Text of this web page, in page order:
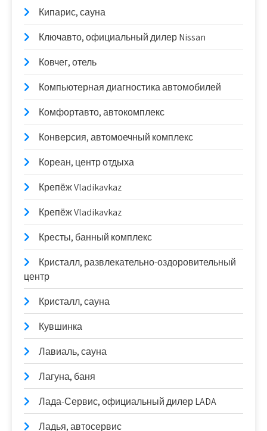
Кипарис, сауна
Ключавто, официальный дилер Nissan
Ковчег, отель
Компьютерная диагностика автомобилей
Комфортавто, автокомплекс
Конверсия, автомоечный комплекс
Кореан, центр отдыха
Крепёж Vladikavkaz
Крепёж Vladikavkaz
Кресты, банный комплекс
Кристалл, развлекательно-оздоровительный
центр
Кристалл, сауна
Кувшинка
Лавиаль, сауна
Лагуна, баня
Лада-Сервис, официальный дилер LADA
Ладья, автосервис